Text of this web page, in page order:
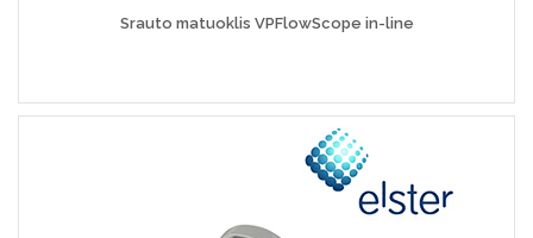
Srauto matuoklis VPFlowScope in-line